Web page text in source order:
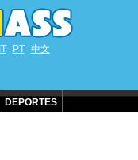
IT PT 中文
DEPORTES